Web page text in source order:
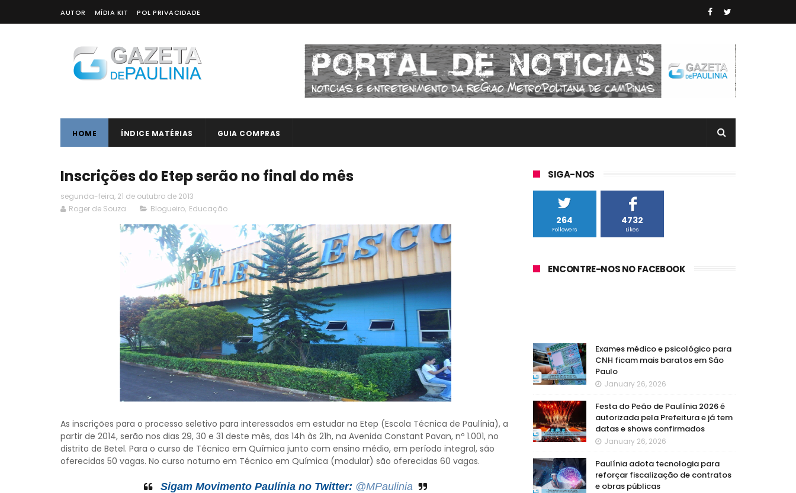
AUTOR MÍDIA KIT POL PRIVACIDADE
HOME ÍNDICE MATÉRIAS GUIA COMPRAS
Inscrições do Etep serão no final do mês
segunda-feira, 21 de outubro de 2013
Roger de Souza
Blogueiro, Educação
As inscrições para o processo seletivo para interessados em estudar na Etep (Escola Técnica de Paulínia), a
partir de 2014, serão nos dias 29, 30 e 31 deste mês, das 14h às 21h, na Avenida Constant Pavan, nº 1.001, no
distrito de Betel. Para o curso de Técnico em Química junto com ensino médio, em período integral, são
oferecidas 50 vagas. No curso noturno em Técnico em Química (modular) são oferecidas 60 vagas.
Sigam Movimento Paulínia no Twitter: @MPaulinia
SIGA-NOS
264
Followers
4732
Likes
ENCONTRE-NOS NO FACEBOOK
Exames médico e psicológico para
CNH ficam mais baratos em São
Paulo
January 26, 2026
Festa do Peão de Paulínia 2026 é
autorizada pela Prefeitura e já tem
datas e shows confirmados
January 26, 2026
Paulínia adota tecnologia para
reforçar fiscalização de contratos
e obras públicas